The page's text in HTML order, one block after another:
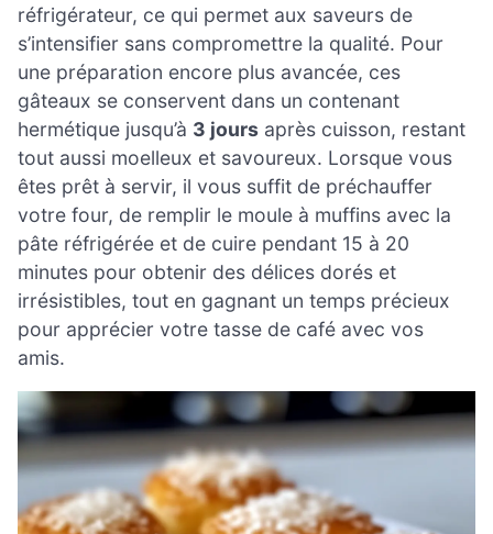
réfrigérateur, ce qui permet aux saveurs de
s’intensifier sans compromettre la qualité. Pour
une préparation encore plus avancée, ces
gâteaux se conservent dans un contenant
hermétique jusqu’à 3 jours après cuisson, restant
tout aussi moelleux et savoureux. Lorsque vous
êtes prêt à servir, il vous suffit de préchauffer
votre four, de remplir le moule à muffins avec la
pâte réfrigérée et de cuire pendant 15 à 20
minutes pour obtenir des délices dorés et
irrésistibles, tout en gagnant un temps précieux
pour apprécier votre tasse de café avec vos
amis.